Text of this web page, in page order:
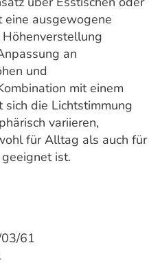
eine ausgewogene
an
und
mit einem
die Lichtstimmung
variieren,
für Alltag als auch für
ist.
61